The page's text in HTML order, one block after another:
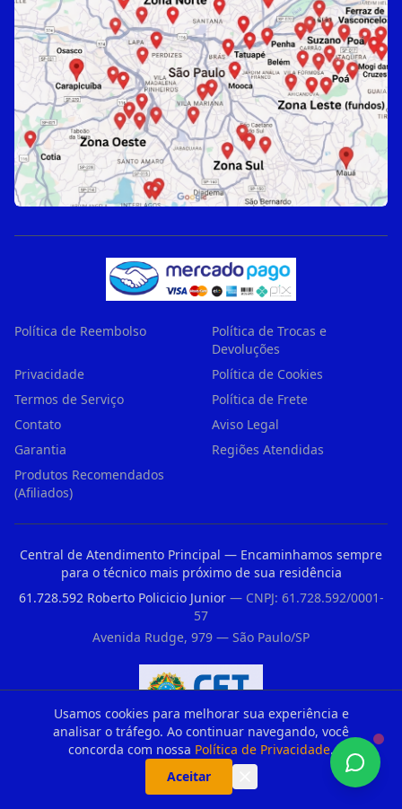
Usamos cookies para melhorar sua experiência e
analisar o tráfego. Ao continuar navegando, você
concorda com nossa Política de Privacidade.
Aceitar
Política de Reembolso
Política de Trocas e
Devoluções
Privacidade
Política de Cookies
Termos de Serviço
Política de Frete
Contato
Aviso Legal
Garantia
Regiões Atendidas
Produtos Recomendados
(Afiliados)
Central de Atendimento Principal — Encaminhamos sempre
para o técnico mais próximo de sua residência
61.728.592 Roberto Policicio Junior— CNPJ: 61.728.592/0001-
57
Avenida Rudge, 979 — São Paulo/SP
Registro CFT nº 33176235860 — Conselho Federal dos Técnicos Industriais
Parceiros Recomendados